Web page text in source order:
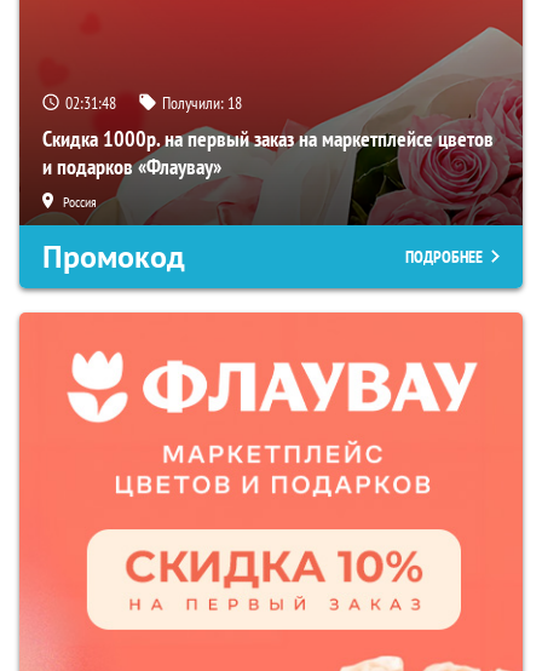
02:31:47 Получили: 18
Скидка 1000р. на первый заказ на маркетплейсе цветов
и подарков «Флаувау»
Россия
Промокод ПОДРОБНЕЕ